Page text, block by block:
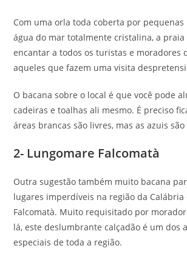
Com uma orla toda coberta por pequenas
água do mar totalmente cristalina, a praia
encantar a todos os turistas e moradores
aqueles que fazem uma visita
O bacana sobre o local é que você pode
cadeiras e toalhas ali mesmo. É preciso
áreas brancas são livres, mas as azuis
2- Lungomare Falcomatà
Outra sugestão também muito bacana
lugares imperdíveis na região da Calábria
Falcomatà. Muito requisitado por
lá, este deslumbrante calçadão é um dos
especiais de toda a região.